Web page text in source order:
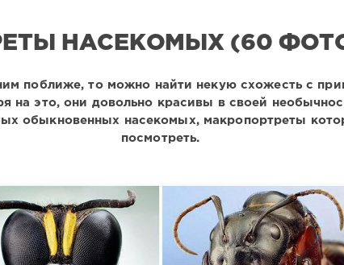
НАСЕКОМЫХ (60
поближе, то можно найти некую схожесть с
на это, они довольно красивы в своей
обыкновенных насекомых, макропортреты
посмотреть.